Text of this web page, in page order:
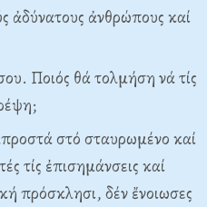
ἀδύνατους ἀνθρώπους καί
Ποιός θά τολμήση νά τίς
στό σταυρωμένο καί
τίς ἐπισημάνσεις καί
πρόσκλησι, δέν ἔνοιωσες